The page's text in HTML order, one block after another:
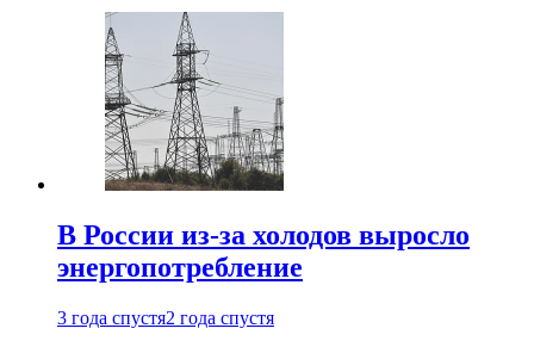
В России из-за холодов выросло
энергопотребление
3 года спустя2 года спустя